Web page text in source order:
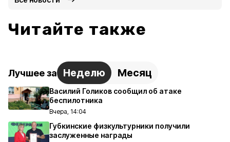
Читайте также
Лучшее за Неделю Месяц
Василий Голиков сообщил об атаке
беспилотника
Вчера, 14:04
Губкинские физкультурники получили
заслуженные награды